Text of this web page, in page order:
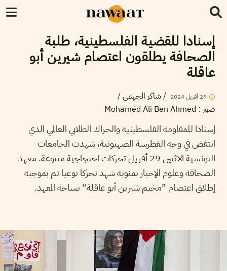
إسنادا للقضية الفلسطينية، طلبة
الصحافة يطلقون اعتصام شيرين أبو
عاقلة
29 أفريل2024
/شاكر الجهمي/
صور :
Mohamed Ali Ben Ahmed
إسنادا للمقاومة الفلسطينية والحراك الطلابي العالمي الذي
انتفض في وجه الغطرسة الصهيونية، شهدت الجامعات
التونسية الاثنين 29 أفريل تحركات احتجاجية متنوعة. معهد
الصحافة وعلوم الإخبار بمنوبة شهد تحركا نوعيا تم بموجبه
إطلاق اعتصام ”مخيم شيرين أبو عاقلة“ بساحة المعهد.